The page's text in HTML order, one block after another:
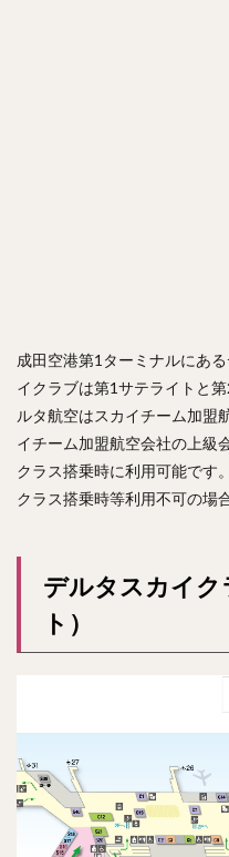
成田空港第1ターミナルにあ
イクラブは第1サテライトと
ルタ航空はスカイチーム加盟
イチーム加盟航空会社の上級
クラス搭乗時に利用可能です
クラス搭乗時等利用不可の場
デルタスカイク
ト）